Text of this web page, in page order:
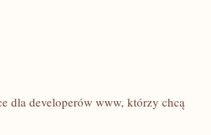
dla developerów www, którzy chcą